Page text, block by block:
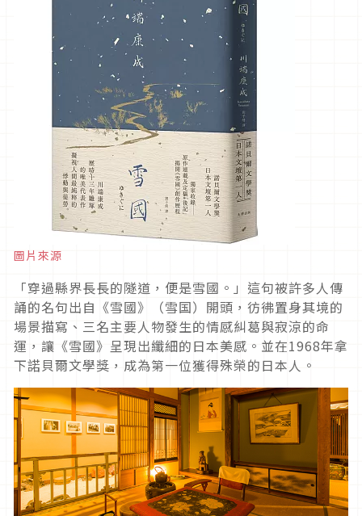
圖片來源
「穿過縣界長長的隧道，便是雪國。」這句被許多人傳
誦的名句出自《雪國》（雪国）開頭，彷彿置身其境的
場景描寫、三名主要人物發生的情感糾葛與寂涼的命
運，讓《雪國》呈現出纖細的日本美感。並在1968年拿
下諾貝爾文學獎，成為第一位獲得殊榮的日本人。